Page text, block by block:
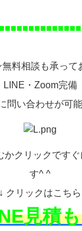
料相談も承って
LINE・Zoom完備
問い合わせが可能
かクリックです
す^ ^
↓ クリックはこちら
見積